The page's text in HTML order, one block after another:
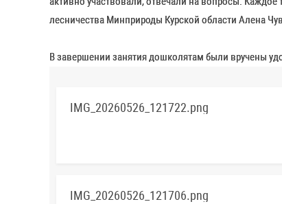
лесничества Минприроды Курской области Алена
В завершении занятия дошколятам были вручены
IMG_20260526_121722.png
IMG_20260526_121706.png